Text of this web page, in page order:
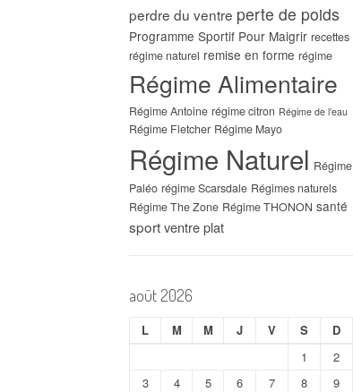
perdre du ventre perte de poids
Programme Sportif Pour Maigrir recettes
régime naturel remise en forme régime
Régime Alimentaire
Régime Antoine régime citron Régime de l’eau
Régime Fletcher Régime Mayo
Régime Naturel Régime
Paléo régime Scarsdale Régimes naturels
Régime The Zone Régime THONON santé
sportventre plat
août 2026
L M M J V S D
1
2
3
4 5 6 7 8
9